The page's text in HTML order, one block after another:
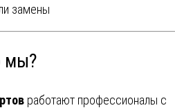
замены
мы?
работают профессионалы с